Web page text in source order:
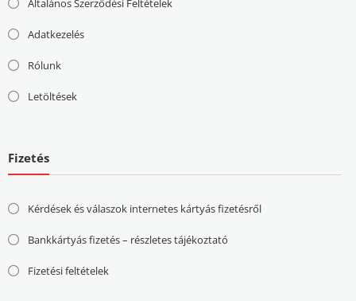
Általános Szerződési Feltételek
Adatkezelés
Rólunk
Letöltések
Fizetés
Kérdések és válaszok internetes kártyás fizetésről
Bankkártyás fizetés – részletes tájékoztató
Fizetési feltételek